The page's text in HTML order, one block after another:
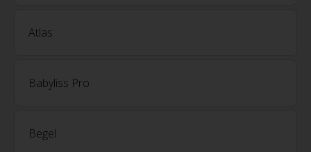
Atlas
Babyliss Pro
Begel